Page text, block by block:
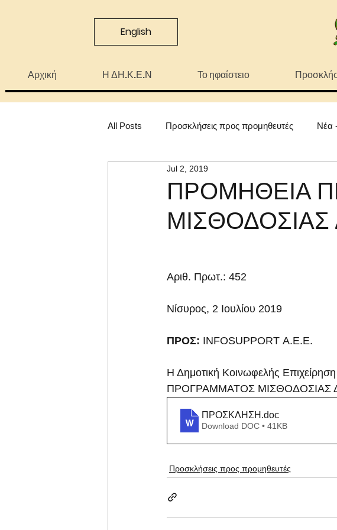
Αρχική Η ΔΗ.Κ.Ε.Ν Το ηφαίστειο
English
All Posts Προσκλήσεις προς προμηθευτές Νέα
ΠΡΟΜΗΘΕΙΑ
Jul 2, 2019
Αριθ. Πρωτ.: 452
Νίσυρος, 2 Ιουλίου 2019
ΠΡΟΣ: INFOSUPPORT Α.Ε.Ε.
Η Δημοτική Κοινωφελής
ΠΡΟΓΡΑΜΜΑΤΟΣ ΜΙΣΘΟΔΟΣΙΑΣ
ΠΡΟΣΚΛΗΣΗ .doc
Download DOC • 41KB
Προσκλήσεις προς προμηθευτές